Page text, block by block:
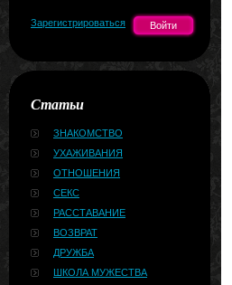
Зарегистрироваться
Статьи
ЗНАКОМСТВО
УХАЖИВАНИЯ
ОТНОШЕНИЯ
СЕКС
РАССТАВАНИЕ
ВОЗВРАТ
ДРУЖБА
ШКОЛА МУЖЕСТВА